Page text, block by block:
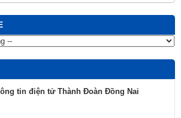
tin điện tử Thành Đoàn Đồng Nai